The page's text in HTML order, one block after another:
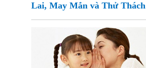
Lai, May Mắn và Thử Thách